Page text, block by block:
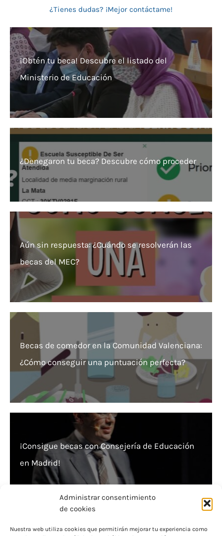
Administrar consentimiento
de cookies
Nuestra web utiliza cookies que permitirán mejorar tu experiencia como
¿Tienes dudas? ¡Mejor contáctame!
¡Obtén tu beca! Descubre el listado del
Ministerio de Educación
¿Denegaron tu beca? Descubre cómo proceder
Aún sin respuesta: ¿Cuándo se resolverán las
becas del MEC?
Becas de comedor en la Comunidad Valenciana:
¿Cómo conseguir una puntuación perfecta?
¡Consigue becas con Consejería de Educación
en Madrid!